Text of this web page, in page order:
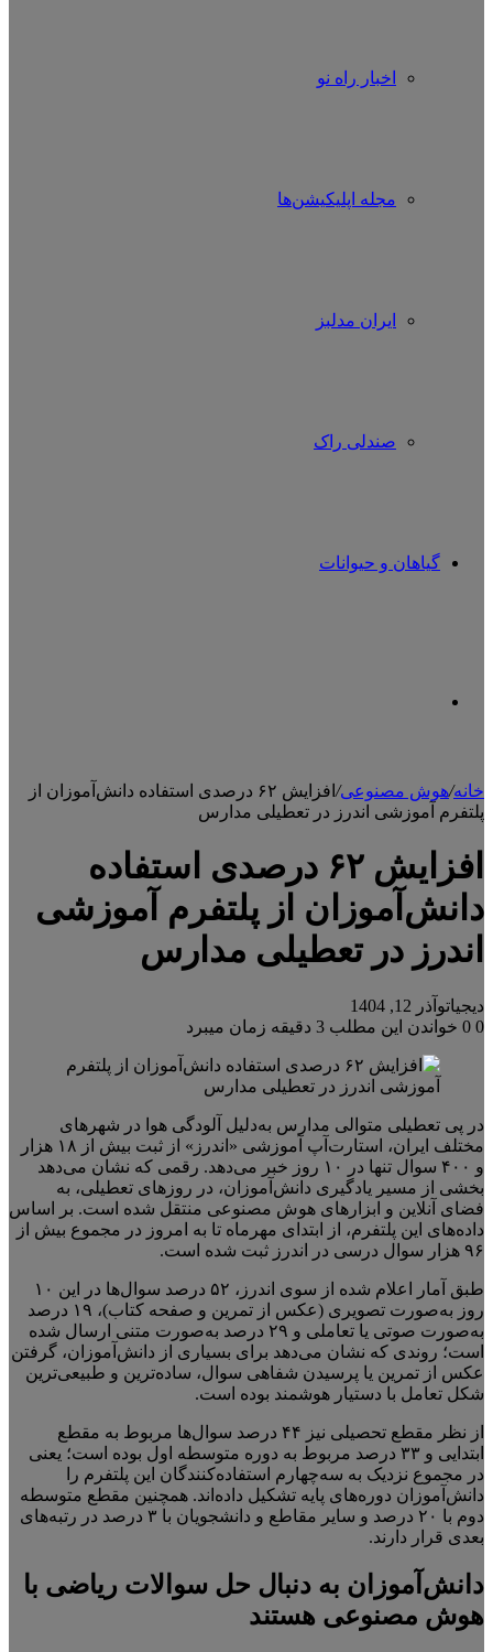
اخبار راه نو
مجله اپلیکیشن‌ها
ایران مدلبز
صندلی راک
گیاهان و حیوانات
پوسته
خانه/هوش مصنوعی/
افزایش ۶۲ درصدی استفاده دانش‌آموزان از
پلتفرم آموزشی اندرز در تعطیلی مدارس
افزایش ۶۲ درصدی استفاده
دانش‌آموزان از پلتفرم آموزشی
اندرز در تعطیلی مدارس
دیجیاتو آذر 12, 1404
0
خواندن این مطلب 3 دقیقه زمان میبرد
در پی تعطیلی متوالی مدارس به‌دلیل آلودگی هوا در شهرهای
مختلف ایران، استارت‌آپ آموزشی «اندرز» از ثبت بیش از ۱۸ هزار
و ۴۰۰ سوال تنها در ۱۰ روز خبر می‌دهد. رقمی که نشان می‌دهد
بخشی از مسیر یادگیری دانش‌آموزان، در روزهای تعطیلی، به
فضای آنلاین و ابزارهای هوش مصنوعی منتقل شده است. بر اساس
داده‌های این پلتفرم، از ابتدای مهرماه تا به امروز در مجموع بیش از
۹۶ هزار سوال درسی در اندرز ثبت شده است.
طبق آمار اعلام شده از سوی اندرز، ۵۲ درصد سوال‌ها در این ۱۰
روز به‌صورت تصویری (عکس از تمرین و صفحه کتاب)، ۱۹ درصد
به‌صورت صوتی یا تعاملی و ۲۹ درصد به‌صورت متنی ارسال شده
است؛ روندی که نشان می‌دهد برای بسیاری از دانش‌آموزان، گرفتن
عکس از تمرین یا پرسیدن شفاهی سوال، ساده‌ترین و طبیعی‌ترین
شکل تعامل با دستیار هوشمند بوده است.
از نظر مقطع تحصیلی نیز ۴۴ درصد سوال‌ها مربوط به مقطع
ابتدایی و ۳۳ درصد مربوط به دوره متوسطه اول بوده است؛ یعنی
در مجموع نزدیک به سه‌چهارم استفاده‌کنندگان این پلتفرم را
دانش‌آموزان دوره‌های پایه تشکیل داده‌اند. همچنین مقطع متوسطه
دوم با ۲۰ درصد و سایر مقاطع و دانشجویان با ۳ درصد در رتبه‌های
بعدی قرار دارند.
دانش‌آموزان به دنبال حل سوالات ریاضی با
هوش مصنوعی هستند